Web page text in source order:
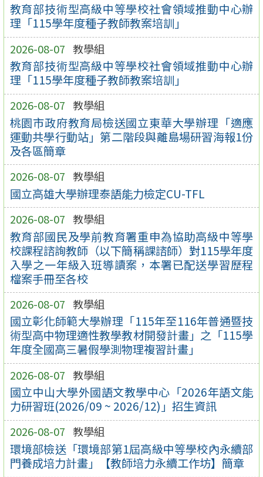
教育部技術型高級中等學校社會領域推動中心辦
理「115學年度種子教師教案培訓」
2026-08-07 教學組
教育部技術型高級中等學校社會領域推動中心辦
理「115學年度種子教師教案培訓」
2026-08-07 教學組
桃園市政府教育局檢送國立東華大學辦理「適應
運動共學行動站」第二階段與離島場研習海報1份
及各區簡章
2026-08-07 教學組
國立高雄大學辦理泰語能力檢定CU-TFL
2026-08-07 教學組
教育部國民及學前教育署重申為協助高級中等學
校課程諮詢教師（以下簡稱課諮師）對115學年度
入學之一年級入班導讀案，本署已配送學習歷程
檔案手冊至各校
2026-08-07 教學組
國立彰化師範大學辦理「115年至116年普通暨技
術型高中物理適性教學教材開發計畫」之「115學
年度全國高三暑假學測物理複習計畫」
2026-08-07 教學組
國立中山大學外國語文教學中心「2026年語文能
力研習班(2026/09 ~ 2026/12)」招生資訊
2026-08-07 教學組
環境部檢送「環境部第1屆高級中等學校內永續部
門養成培力計畫」【教師培力永續工作坊】簡章